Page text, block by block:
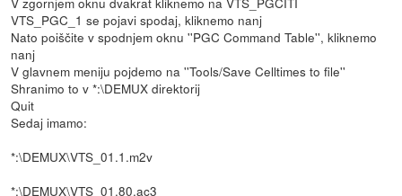
VTS_PGC_1 se pojavi spodaj, kliknemo nanj
Nato poiščite v spodnjem oknu ''PGC Command Table'', kliknemo
nanj
V glavnem meniju pojdemo na ''Tools/Save Celltimes to file''
Shranimo to v *:\DEMUX direktorij
Quit
Sedaj imamo:
*:\DEMUX\VTS_01.1.m2v
*:\DEMUX\VTS_01.80.ac3